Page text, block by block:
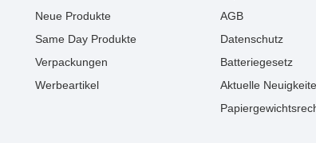
Neue Produkte
Same Day Produkte
Verpackungen
Werbeartikel
AGB
Datenschutz
Batteriegesetz
Aktuelle